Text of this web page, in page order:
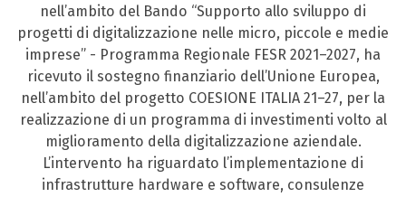
nell’ambito del Bando “Supporto allo sviluppo di
progetti di digitalizzazione nelle micro, piccole e medie
imprese” - Programma Regionale FESR 2021–2027, ha
ricevuto il sostegno finanziario dell’Unione Europea,
nell’ambito del progetto COESIONE ITALIA 21–27, per la
realizzazione di un programma di investimenti volto al
miglioramento della digitalizzazione aziendale.
L’intervento ha riguardato l’implementazione di
infrastrutture hardware e software, consulenze